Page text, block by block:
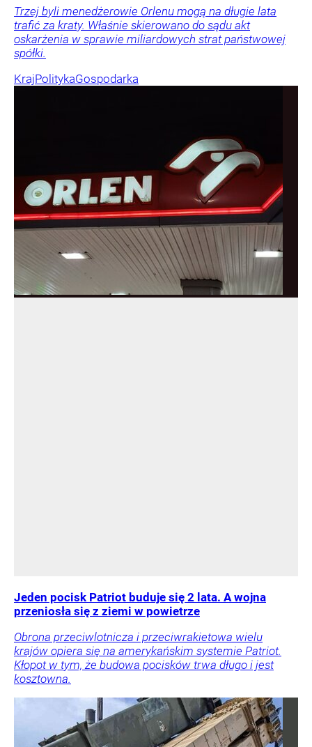
Trzej byli menedżerowie Orlenu mogą na długie lata
trafić za kraty. Właśnie skierowano do sądu akt
oskarżenia w sprawie miliardowych strat państwowej
spółki.
KrajPolitykaGospodarka
Jeden pocisk Patriot buduje się 2 lata. A wojna
przeniosła się z ziemi w powietrze
Obrona przeciwlotnicza i przeciwrakietowa wielu
krajów opiera się na amerykańskim systemie Patriot.
Kłopot w tym, że budowa pocisków trwa długo i jest
kosztowna.